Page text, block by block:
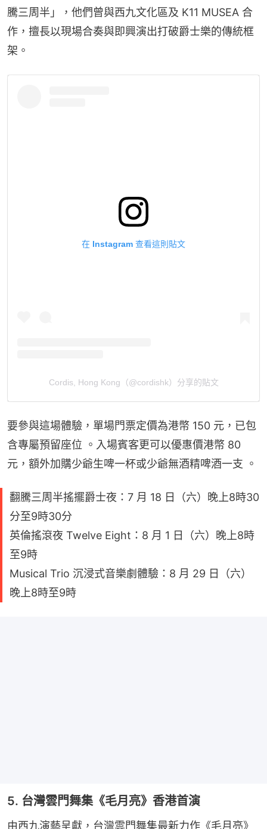
騰三周半」，他們曾與西九文化區及 K11 MUSEA 合
作，擅長以現場合奏與即興演出打破爵士樂的傳統框
架。
在 Instagram 查看這則貼文
Cordis, Hong Kong（@cordishk）分享的貼文
要參與這場體驗，單場門票定價為港幣 150 元，已包
含專屬預留座位 。入場賓客更可以優惠價港幣 80
元，額外加購少爺生啤一杯或少爺無酒精啤酒一支 。
翻騰三周半搖擺爵士夜：7 月 18 日（六）晚上8時30
分至9時30分
英倫搖滾夜 Twelve Eight：8 月 1 日（六）晚上8時
至9時
Musical Trio 沉浸式音樂劇體驗：8 月 29 日（六）
晚上8時至9時
5. 台灣雲門舞集《毛月亮》香港首演
由西九演藝呈獻，台灣雲門舞集最新力作《毛月亮》